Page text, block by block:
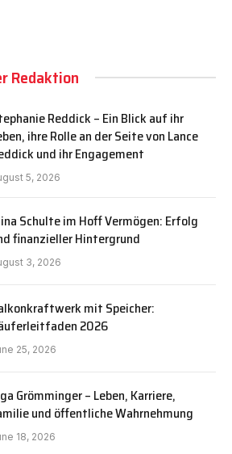
Redaktion
Reddick – Ein Blick auf ihr
ihre Rolle an der Seite von Lance
und ihr Engagement
5, 2026
Schulte im Hoff Vermögen: Erfolg
finanzieller Hintergrund
3, 2026
mit Speicher:
2026
25, 2026
Grömminger – Leben, Karriere,
und öffentliche Wahrnehmung
18, 2026